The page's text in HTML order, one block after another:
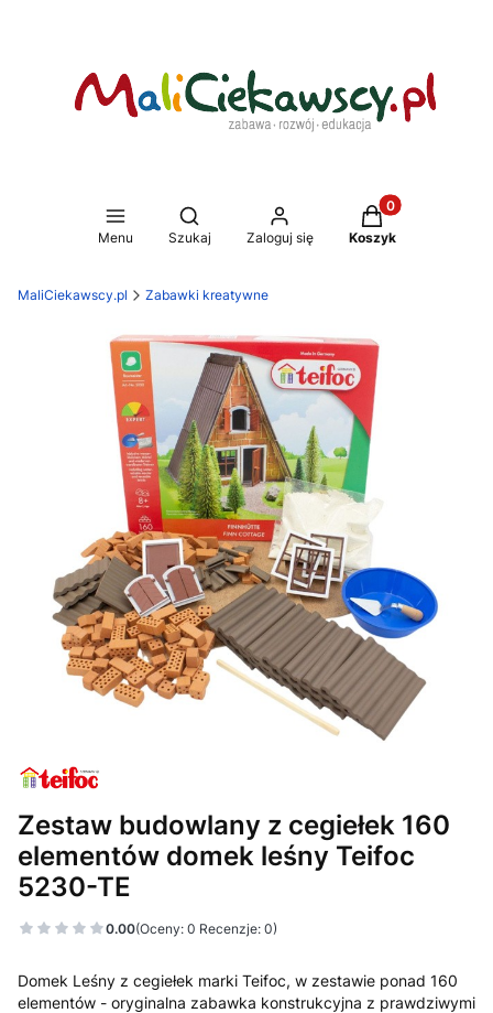
Menu
Otwórz wyszukiwarkę
Szukaj Zaloguj się
Produkty w
Koszyk
MaliCiekawscy.pl Zabawki kreatywne
Zestaw budowlany z cegiełek 160
elementów domek leśny Teifoc
5230-TE
0.00(Oceny: 0 Recenzje: 0)
Domek Leśny z cegiełek marki Teifoc, w zestawie ponad 160
elementów - oryginalna zabawka konstrukcyjna z prawdziwymi